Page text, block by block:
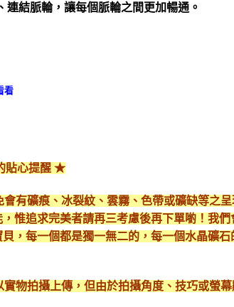
連結脈輪，讓每個脈輪之間更加暢通。
看
貼心提醒 ★
會有礦痕、冰裂紋、雲霧、色帶或礦缺等之
惟追求完美者請再三考慮後再下單喲！我
，每一個都是獨一無二的，每一個水晶礦
實物拍攝上傳，但由於拍攝角度、技巧或螢